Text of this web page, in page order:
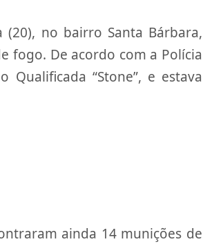
no bairro Santa Bárbara,
fogo. De acordo com a Polícia
“Stone”, e estava
ainda 14 munições de